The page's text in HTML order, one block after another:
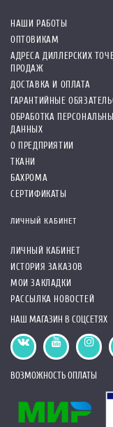
НАШИ РАБОТЫ
ОПТОВИКАМ
АДРЕСА ДИЛЛЕРСКИХ
ПРОДАЖ
ДОСТАВКА И ОПЛАТА
ГАРАНТИЙНЫЕ
ОБРАБОТКА
ДАННЫХ
О ПРЕДПРИЯТИИ
ТКАНИ
БАХРОМА
СЕРТИФИКАТЫ
ЛИЧНЫЙ КАБИНЕТ
ЛИЧНЫЙ КАБИНЕТ
ИСТОРИЯ ЗАКАЗОВ
МОИ ЗАКЛАДКИ
РАССЫЛКА НОВОСТЕЙ
НАШ МАГАЗИН В СОЦСЕТЯХ
ВОЗМОЖНОСТЬ ОПЛАТЫ